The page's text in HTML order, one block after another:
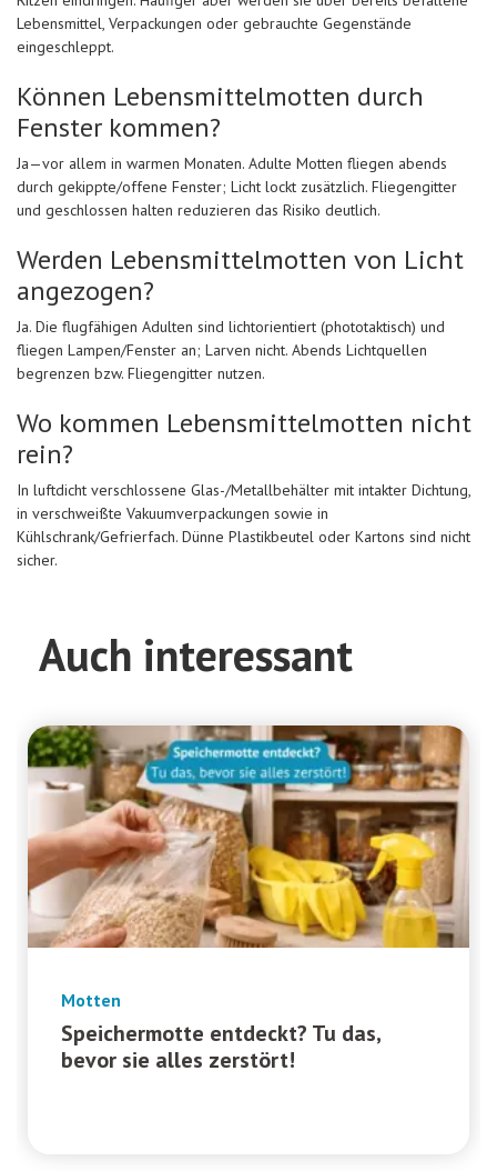
Lebensmittel, Verpackungen oder gebrauchte Gegenstände
eingeschleppt.
Können Lebensmittelmotten durch
Fenster kommen?
Ja—vor allem in warmen Monaten. Adulte Motten fliegen abends
durch gekippte/offene Fenster; Licht lockt zusätzlich. Fliegengitter
und geschlossen halten reduzieren das Risiko deutlich.
Werden Lebensmittelmotten von Licht
angezogen?
Ja. Die flugfähigen Adulten sind lichtorientiert (phototaktisch) und
fliegen Lampen/Fenster an; Larven nicht. Abends Lichtquellen
begrenzen bzw. Fliegengitter nutzen.
Wo kommen Lebensmittelmotten nicht
rein?
In luftdicht verschlossene Glas-/Metallbehälter mit intakter Dichtung,
in verschweißte Vakuumverpackungen sowie in
Kühlschrank/Gefrierfach. Dünne Plastikbeutel oder Kartons sind nicht
sicher.
Auch interessant
Motten
Speichermotte entdeckt? Tu das,
bevor sie alles zerstört!